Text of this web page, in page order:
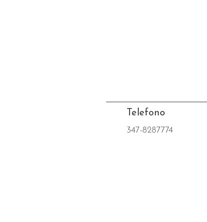
Telefono
347-8287774